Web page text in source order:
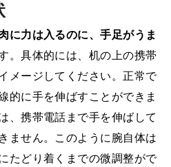
に力は入るのに、手足がうま
。具体的には、机の上の携帯
メージしてください。正常で
的に手を伸ばすことができま
、携帯電話まで手を伸ばして
ません。このように腕自体は
たどり着くまでの微調整がで